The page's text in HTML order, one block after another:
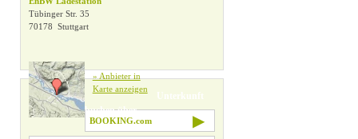
» Alle Filter zurücksetzen
Tübinger Str. 35
70178 Stuttgart
» Anbieter in
Karte anzeigen
Unterkunft
buchen über
BOOKING.com ▶